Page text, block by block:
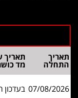
תאריך
התחלה
תאריך
מד
07/08/2026 בעדכון